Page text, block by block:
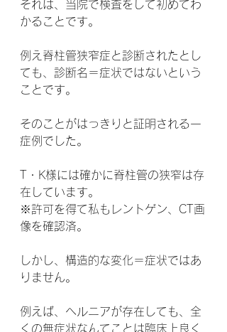
それは、当院で検査をして初めてわ
かることです。
例え脊柱管狭窄症と診断されたとし
ても、診断名＝症状ではないという
ことです。
そのことがはっきりと証明される一
症例でした。
T・K様には確かに脊柱管の狭窄は存
在しています。
※許可を得て私もレントゲン、CT画
像を確認済。
しかし、構造的な変化＝症状ではあ
りません。
例えば、ヘルニアが存在しても、全
くの無症状なんてことは臨床上良く